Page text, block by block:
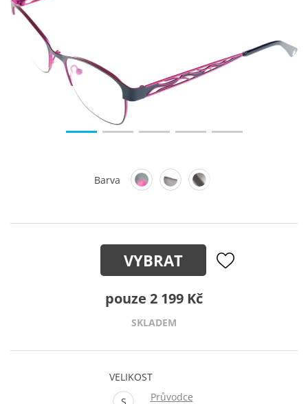
Barva
VYBRAT
pouze 2 199 Kč
SKLADEM
VELIKOST
Průvodce